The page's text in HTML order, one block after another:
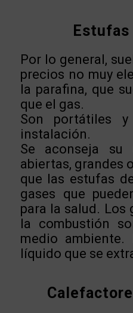
Por lo general,
precios no muy
la parafina, que
que el gas.
Son portátiles
instalación.
Se aconseja su
abiertas, grandes
que las estufas
gases que
para la salud. Los
la combustión
medio
líquido que se